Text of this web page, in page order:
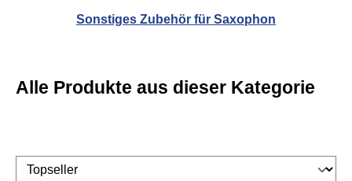
Sonstiges Zubehör für Saxophon
Alle Produkte aus dieser Kategorie